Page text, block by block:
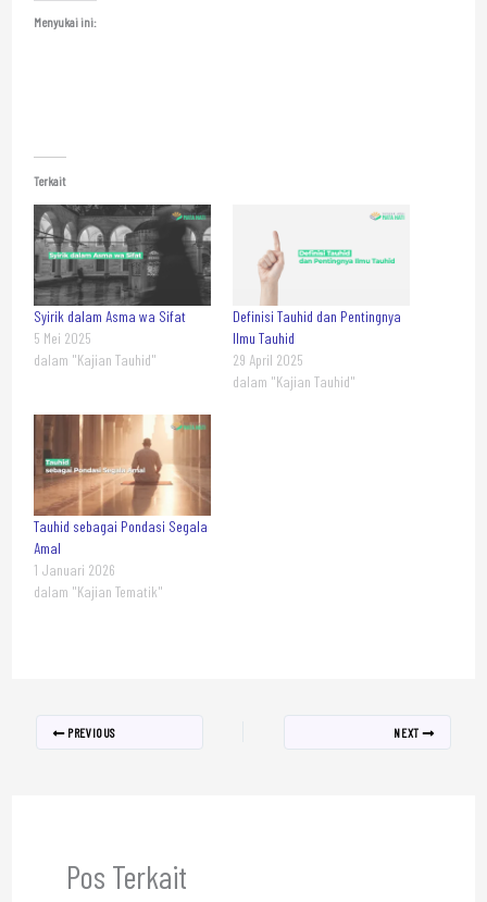
Menyukai ini:
Terkait
Syirik dalam Asma wa Sifat
5 Mei 2025
dalam "Kajian Tauhid"
Definisi Tauhid dan Pentingnya
Ilmu Tauhid
29 April 2025
dalam "Kajian Tauhid"
Tauhid sebagai Pondasi Segala
Amal
1 Januari 2026
dalam "Kajian Tematik"
PREVIOUS NEXT
Pos Terkait